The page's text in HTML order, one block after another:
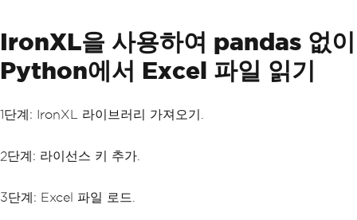
IronXL을 사용하여 pandas 없이
Python에서 Excel 파일 읽기
1단계: IronXL 라이브러리 가져오기.
2단계: 라이선스 키 추가.
3단계: Excel 파일 로드.